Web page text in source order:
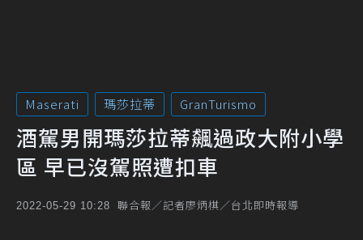
Maserati 瑪莎拉蒂 GranTurismo
酒駕男開瑪莎拉蒂飆過政大附小學
區 早已沒駕照遭扣車
2022-05-29 10:28 聯合報／記者廖炳棋／台北即時報導